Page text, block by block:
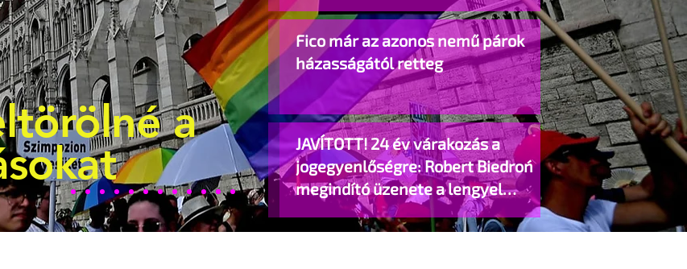
a
Fico már az azonos nemű párok
házasságától retteg
JAVÍTOTT! 24 év várakozás a
jogegyenlőségre: Robert Biedroń
megindító üzenete a lengyel
bejegyzett élettársi kapcsolatokért